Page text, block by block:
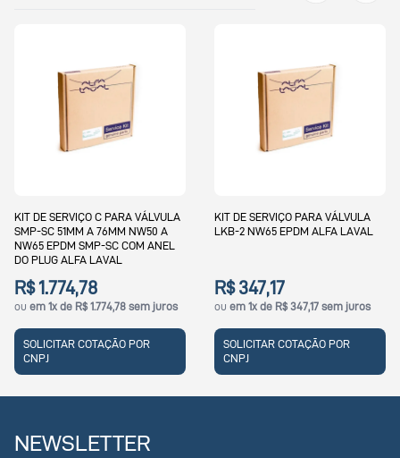
KIT DE SERVIÇO C PARA VÁLVULA
SMP-SC 51MM A 76MM NW50 A
NW65 EPDM SMP-SC COM ANEL
DO PLUG ALFA LAVAL
R$ 1.774,78
ou em 1x de R$ 1.774,78 sem juros
SOLICITAR COTAÇÃO POR
CNPJ
KIT DE SERVIÇO PARA VÁLVULA
LKB-2 NW65 EPDM ALFA LAVAL
R$ 347,17
ou em 1x de R$ 347,17 sem juros
SOLICITAR COTAÇÃO POR
CNPJ
NEWSLETTER